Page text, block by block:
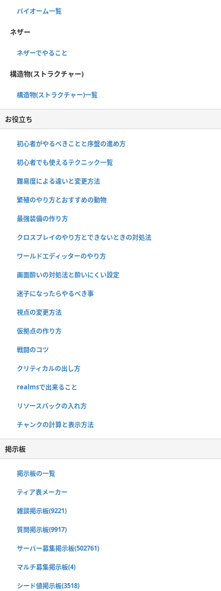
バイオーム一覧
ネザー
ネザーでやること
構造物(ストラクチャー)
構造物(ストラクチャー)一覧
お役立ち
初心者がやるべきことと序盤の進め方
初心者でも使えるテクニック一覧
難易度による違いと変更方法
繁殖のやり方とおすすめの動物
最強装備の作り方
クロスプレイのやり方とできないときの対処法
ワールドエディッターのやり方
画面酔いの対処法と酔いにくい設定
迷子になったらやるべき事
視点の変更方法
仮拠点の作り方
戦闘のコツ
クリティカルの出し方
realmsで出来ること
リソースパックの入れ方
チャンクの計算と表示方法
掲示板
掲示板の一覧
ティア表メーカー
雑談掲示板(9221)
質問掲示板(9917)
サーバー募集掲示板(502761)
マルチ募集掲示板(4)
シード値掲示板(3518)